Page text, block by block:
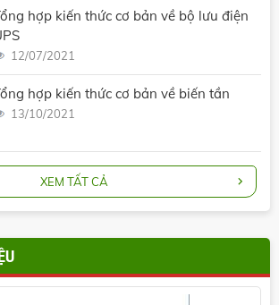
hợp kiến thức cơ bản về bộ lưu điện
12/07/2021
hợp kiến thức cơ bản về biến tần
13/10/2021
XEM TẤT CẢ